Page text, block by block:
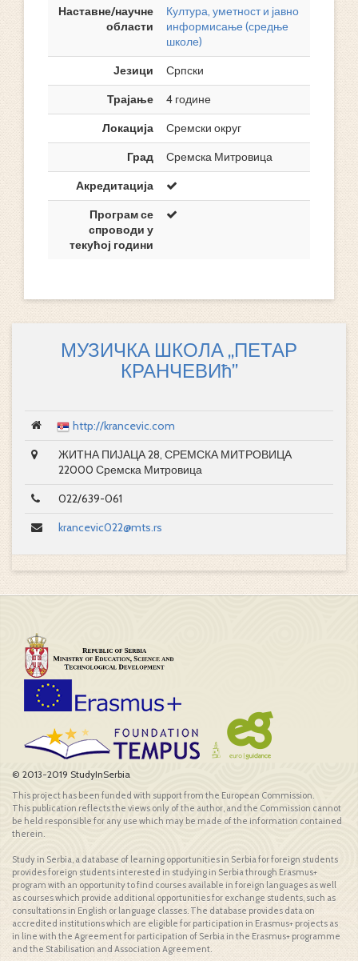
Наставне/научне
области
Култура, уметност и јавно
информисање (средње
школе)
Језици
Српски
Трајање
4 године
Локација
Сремски округ
Град
Сремска Митровица
Акредитација
Програм се
спроводи у
текућој години
МУЗИЧКА ШКОЛА „ПЕТАР
КРАНЧЕВИћ”
http://krancevic.com
ЖИТНА ПИЈАЦА 28, СРЕМСКА МИТРОВИЦА
22000 Сремска Митровица
022/639-061
krancevic022@mts.rs
© 2013-2019 StudyInSerbia
This project has been funded with support from the European Commission.
This publication reflects the views only of the author, and the Commission cannot
be held responsible for any use which may be made of the information contained
therein.
Study in Serbia, a database of learning opportunities in Serbia for foreign students
provides foreign students interested in studying in Serbia through Erasmus+
program with an opportunity to find courses available in foreign languages as well
as courses which provide additional opportunities for exchange students, such as
consultations in English or language classes. The database provides data on
accredited institutions which are eligible for participation in Erasmus+ projects as
in line with the Agreement for participation of Serbia in the Erasmus+ programme
and the Stabilisation and Association Agreement.